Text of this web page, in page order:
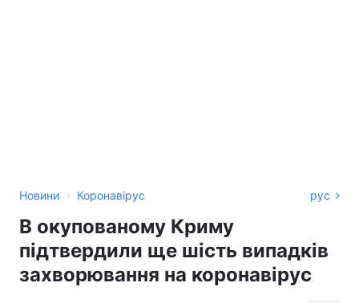
Новини › Коронавірус рус
В окупованому Криму
підтвердили ще шість випадків
захворювання на коронавірус